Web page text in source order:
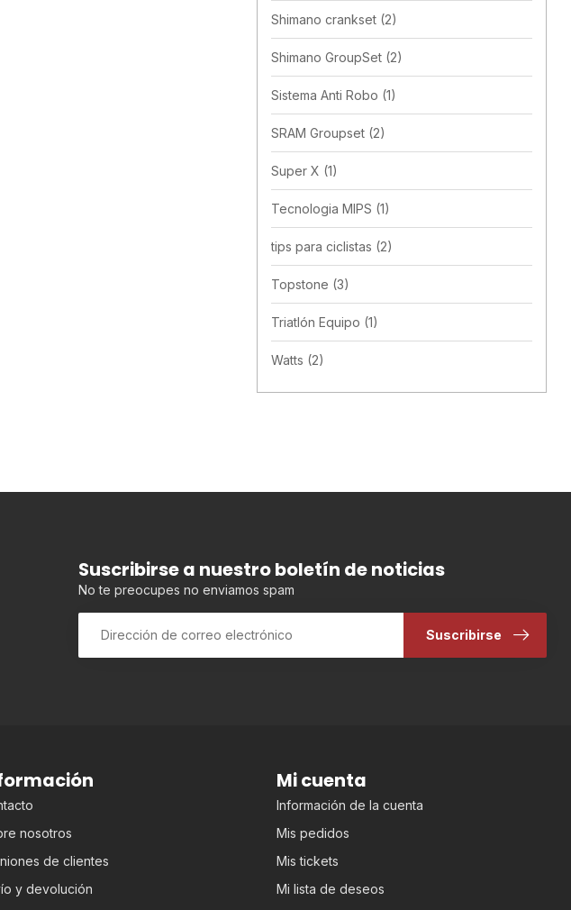
Shimano crankset (2)
Shimano GroupSet (2)
Sistema Anti Robo (1)
SRAM Groupset (2)
Super X (1)
Tecnologia MIPS (1)
tips para ciclistas (2)
Topstone (3)
Triatlón Equipo (1)
Watts (2)
Suscribirse a nuestro boletín de noticias
No te preocupes no enviamos spam
Suscribirse
nosotros
de clientes
y devolución
Mi cuenta
Información de la cuenta
Mis pedidos
Mis tickets
Mi lista de deseos